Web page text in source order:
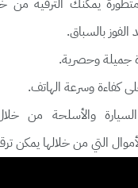
بالسباق.
جميلة وحصرية.
كفاءة وسرعة الهاتف.
والأسلحة من
التي من خلالها يمكن